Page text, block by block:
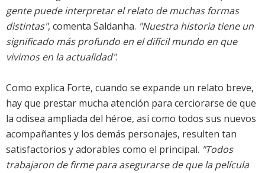
gente puede interpretar el relato de muchas formas
distintas", comenta Saldanha. "Nuestra historia tiene un
significado más profundo en el difícil mundo en que
vivimos en la actualidad".
Como explica Forte, cuando se expande un relato breve,
hay que prestar mucha atención para cerciorarse de que
la odisea ampliada del héroe, así como todos sus nuevos
acompañantes y los demás personajes, resulten tan
satisfactorios y adorables como el principal. "Todos
trabajaron de firme para asegurarse de que la película